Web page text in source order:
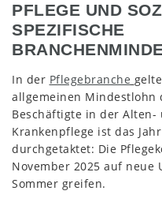
PFLEGE UND
SPEZIFISCHE
In der Pflegebranche
allgemeinen Mindestlohn
Beschäftigte in der Alten-
Krankenpflege ist das
durchgetaktet: Die
November 2025 auf neue
Sommer greifen.